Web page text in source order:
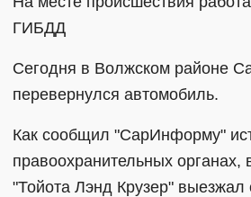
ГИБДД
Сегодня в Волжском районе
перевернулся автомобиль.
Как сообщил "СарИнформу"
правоохранительных органах,
"Тойота Лэнд Крузер" выезжал